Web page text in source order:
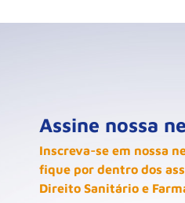
Assine nossa
Inscreva-se em nossa
fique por dentro dos
Direito Sanitário e